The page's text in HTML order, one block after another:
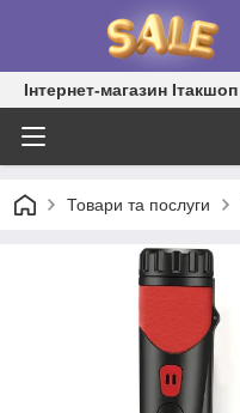
Інтернет-магазин Ітакшоп
Товари та послуги